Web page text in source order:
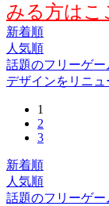
みる方はこ
新着順
人気順
話題のフリーゲー
デザインをリニュ
1
2
3
新着順
人気順
話題のフリーゲー